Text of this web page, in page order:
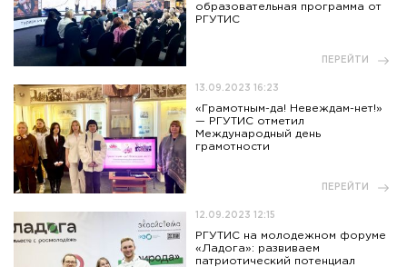
образовательная программа от
РГУТИС
ПЕРЕЙТИ
13.09.2023 16:23
«Грамотным-да! Невеждам-нет!»
— РГУТИС отметил
Международный день
грамотности
ПЕРЕЙТИ
12.09.2023 12:15
РГУТИС на молодежном форуме
«Ладога»: развиваем
патриотический потенциал